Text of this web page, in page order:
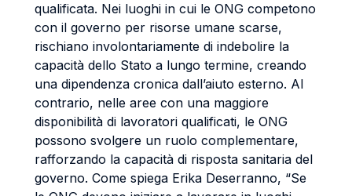
qualificata. Nei luoghi in cui le ONG competono
con il governo per risorse umane scarse,
rischiano involontariamente di indebolire la
capacità dello Stato a lungo termine, creando
una dipendenza cronica dall’aiuto esterno. Al
contrario, nelle aree con una maggiore
disponibilità di lavoratori qualificati, le ONG
possono svolgere un ruolo complementare,
rafforzando la capacità di risposta sanitaria del
governo. Come spiega Erika Deserranno, “Se